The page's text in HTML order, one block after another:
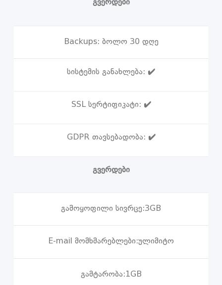
გვერდები
Backups: ბოლო 30 დღე
სისტემის განახლება: ✔️
SSL სერტიფიკატი: ✔️
GDPR თავსებადობა: ✔️
გვერდები
გამოყოფილი სივრცე:3GB
E-mail მომხმარებლები:ულიმიტო
გამტარობა:1GB